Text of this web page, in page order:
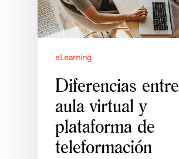
eLearning
Diferencias entre
aula virtual y
plataforma de
teleformación